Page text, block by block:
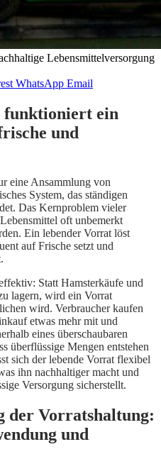
Lebensmittelversorgung
WhatsApp Email
funktioniert ein
und
eine Ansammlung von
System, das ständigen
Das Kernproblem vieler
oft unbemerkt
Ein lebender Vorrat löst
auf Frische setzt und
Statt Hamsterkäufe und
lagern, wird ein Vorrat
wird. Verbraucher kaufen
etwas mehr mit und
eines überschaubaren
überflüssige Mengen entstehen
sich der lebende Vorrat flexibel
ihn nachhaltiger macht und
Versorgung sicherstellt.
der Vorratshaltung:
und